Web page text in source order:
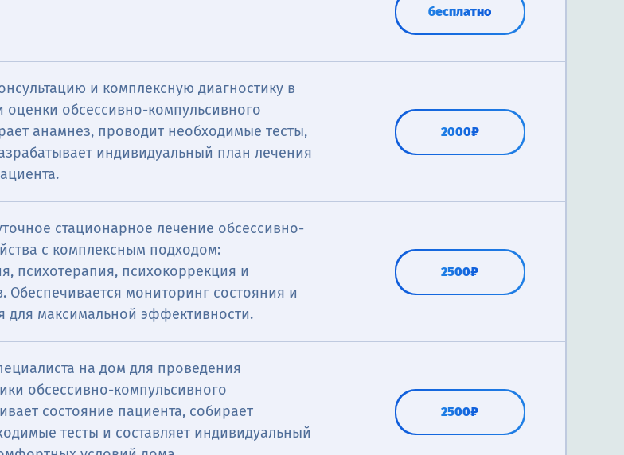
бесплатно
и комплексную диагностику в
обсессивно-компульсивного
анамнез, проводит необходимые тесты,
индивидуальный план лечения
2000₽
стационарное лечение обсессивно-
с комплексным подходом:
психотерапия, психокоррекция и
Обеспечивается мониторинг состояния и
для максимальной эффективности.
2500₽
на дом для проведения
обсессивно-компульсивного
состояние пациента, собирает
тесты и составляет индивидуальный
2500₽